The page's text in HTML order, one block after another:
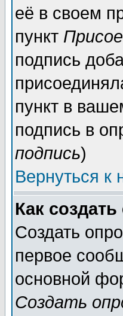
её в своем
пункт
подпись
пункт в
подпись в
подпись)
Вернуться к
Как
Создать
первое
основной
Создать